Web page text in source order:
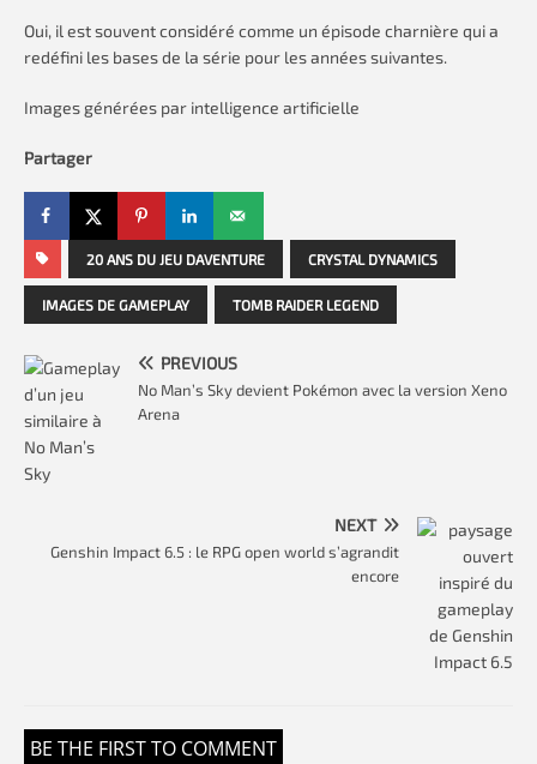
Oui, il est souvent considéré comme un épisode charnière qui a
redéfini les bases de la série pour les années suivantes.
Images générées par intelligence artificielle
Partager
20 ANS DU JEU DAVENTURE CRYSTAL DYNAMICS
IMAGES DE GAMEPLAY TOMB RAIDER LEGEND
PREVIOUS
No Man’s Sky devient Pokémon avec la version Xeno
Arena
NEXT
Genshin Impact 6.5 : le RPG open world s’agrandit
encore
BE THE FIRST TO COMMENT